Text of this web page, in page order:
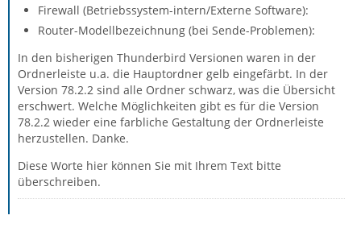
Firewall (Betriebssystem-intern/Externe Software):
Router-Modellbezeichnung (bei Sende-Problemen):
In den bisherigen Thunderbird Versionen waren in der
Ordnerleiste u.a. die Hauptordner gelb eingefärbt. In der
Version 78.2.2 sind alle Ordner schwarz, was die Übersicht
erschwert. Welche Möglichkeiten gibt es für die Version
78.2.2 wieder eine farbliche Gestaltung der Ordnerleiste
herzustellen. Danke.
Diese Worte hier können Sie mit Ihrem Text bitte
überschreiben.